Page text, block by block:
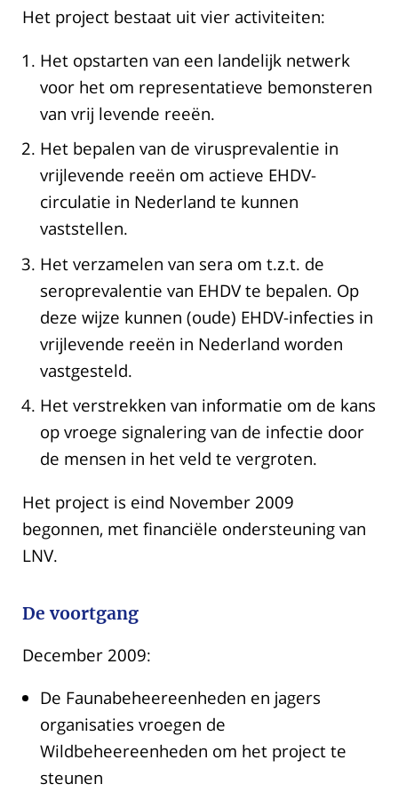
Het project bestaat uit vier activiteiten:
Het opstarten van een landelijk netwerk
voor het om representatieve bemonsteren
van vrij levende reeën.
Het bepalen van de virusprevalentie in
vrijlevende reeën om actieve EHDV-
circulatie in Nederland te kunnen
vaststellen.
Het verzamelen van sera om t.z.t. de
seroprevalentie van EHDV te bepalen. Op
deze wijze kunnen (oude) EHDV-infecties in
vrijlevende reeën in Nederland worden
vastgesteld.
Het verstrekken van informatie om de kans
op vroege signalering van de infectie door
de mensen in het veld te vergroten.
Het project is eind November 2009
begonnen, met financiële ondersteuning van
LNV.
De voortgang
December 2009:
De Faunabeheereenheden en jagers
organisaties vroegen de
Wildbeheereenheden om het project te
steunen